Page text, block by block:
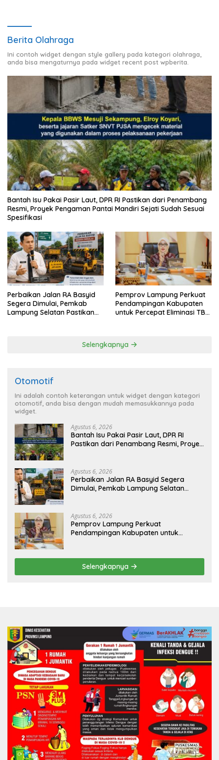
Berita Olahraga
Ini contoh widget dengan style gallery pada kategori olahraga,
anda bisa mengaturnya pada widget recent post wpberita.
Bantah Isu Pakai Pasir Laut, DPR RI Pastikan dari Penambang
Resmi, Proyek Pengaman Pantai Mandiri Sejati Sudah Sesuai
Spesifikasi
Perbaikan Jalan RA Basyid
Segera Dimulai, Pemkab
Lampung Selatan Pastikan
Pemprov Lampung Perkuat
Pendampingan Kabupaten
untuk Percepat Eliminasi TBC
Selengkapnya
Otomotif
Ini adalah contoh keterangan untuk widget dengan kategori
otomotif, anda bisa dengan mudah memasukkannya pada
widget.
Agustus 6, 2026
Bantah Isu Pakai Pasir Laut, DPR RI
Pastikan dari Penambang Resmi, Proyek
Agustus 6, 2026
Perbaikan Jalan RA Basyid Segera
Dimulai, Pemkab Lampung Selatan
Agustus 6, 2026
Pemprov Lampung Perkuat
Pendampingan Kabupaten untuk
Selengkapnya